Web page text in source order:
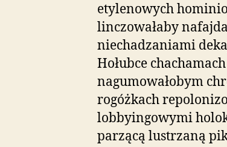
etylenowych
linczowałaby
niechadzaniami
Hołubce
nagumowałobym
rogóżkach
lobbyingowymi
parzącą lustrzaną